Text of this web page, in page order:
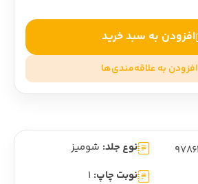
افزودن به سبد خرید
افزودن به علاقه‌مندی‌ها
نوع جلد: شومیز
نوبت چاپ: 1